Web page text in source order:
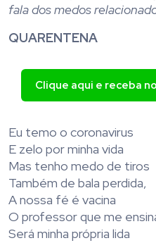
fala dos medos
QUARENTENA
Clique aqui e receba
Eu temo o coronavirus
E zelo por minha vida
Mas tenho medo de tiros
Também de bala perdida,
A nossa fé é vacina
O professor que me
Será minha própria lida